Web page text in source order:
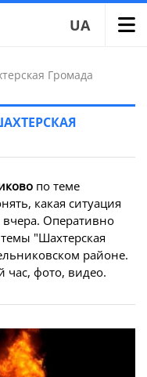
UA
Громада
по теме
какая ситуация
вчера. Оперативно
"Шахтерская
районе.
час, фото, видео.